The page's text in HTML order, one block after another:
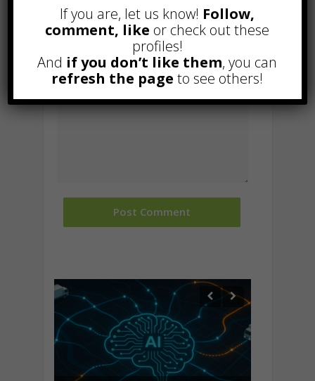
If you are, let us know! Follow,
comment, like or check out these
profiles!
And if you don’t like them, you can
refresh the page to see others!